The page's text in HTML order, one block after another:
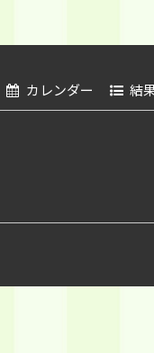
カレンダー 結